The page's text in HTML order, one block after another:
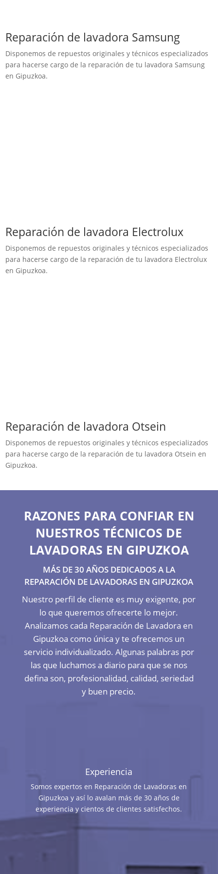
Reparación de lavadora Samsung
Disponemos de repuestos originales y técnicos especializados
para hacerse cargo de la reparación de tu lavadora Samsung
en Gipuzkoa.
Reparación de lavadora Electrolux
Disponemos de repuestos originales y técnicos especializados
para hacerse cargo de la reparación de tu lavadora Electrolux
en Gipuzkoa.
Reparación de lavadora Otsein
Disponemos de repuestos originales y técnicos especializados
para hacerse cargo de la reparación de tu lavadora Otsein en
Gipuzkoa.
RAZONES PARA CONFIAR EN
NUESTROS TÉCNICOS DE
LAVADORAS EN GIPUZKOA
MÁS DE 30 AÑOS DEDICADOS A LA
REPARACIÓN DE LAVADORAS EN GIPUZKOA
Nuestro perfil de cliente es muy exigente, por
lo que queremos ofrecerte lo mejor.
Analizamos cada Reparación de Lavadora en
Gipuzkoa como única y te ofrecemos un
servicio individualizado. Algunas palabras por
las que luchamos a diario para que se nos
defina son, profesionalidad, calidad, seriedad
y buen precio.
Experiencia
Somos expertos en Reparación de Lavadoras en
Gipuzkoa y así lo avalan más de 30 años de
experiencia y cientos de clientes satisfechos.